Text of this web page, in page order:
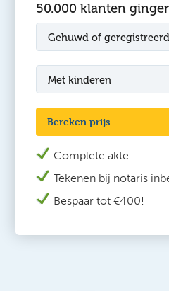
50.000 klanten
Gehuwd of
Met kinderen
Bereken prijs
Complete akte
Tekenen bij notaris
Bespaar tot €400!